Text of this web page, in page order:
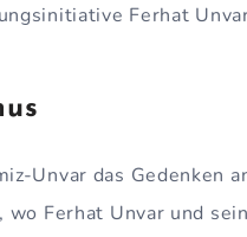
Ferhat
Unvar das Gedenken
Ferhat Unvar und